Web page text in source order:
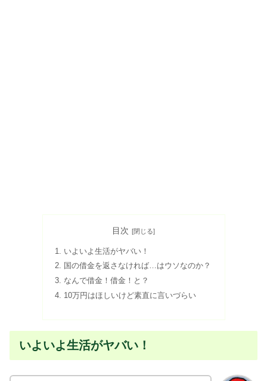
目次
いよいよ生活がヤバい！
国の借金を返さなければ…はウソなのか？
なんで借金！借金！と？
10万円はほしいけど素直に言いづらい
いよいよ生活がヤバい！